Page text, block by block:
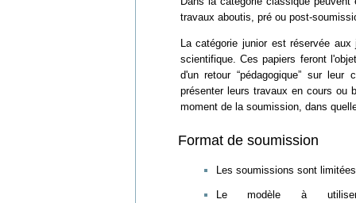
travaux aboutis, pré ou post-
La catégorie junior est réservée
scientifique. Ces papiers feront
d'un retour “pédagogique” sur
présenter leurs travaux en cours ou
moment de la soumission, dans
Format de soumission
Les soumissions sont
Le modèle à